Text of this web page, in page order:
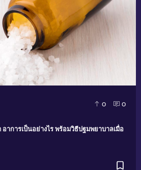
0 0
าการเป็นอย่างไร พร้อมวิธีปฐมพยาบาลเมื่อ